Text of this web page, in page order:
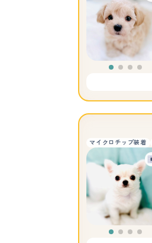
マイクロチップ装着